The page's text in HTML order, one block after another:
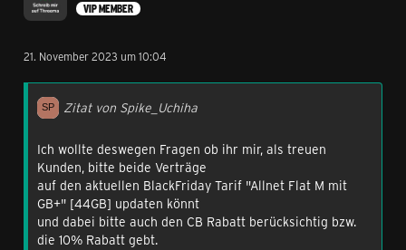
VIP MEMBER
21. November 2023 um 10:04
Zitat von Spike_Uchiha
Ich wollte deswegen Fragen ob ihr mir, als treuen
Kunden, bitte beide Verträge
auf den aktuellen BlackFriday Tarif "Allnet Flat M mit
GB+" [44GB] updaten könnt
und dabei bitte auch den CB Rabatt berücksichtig bzw.
die 10% Rabatt gebt.